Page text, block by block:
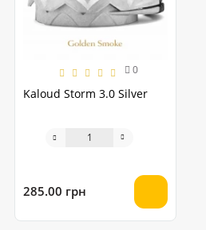
0
Kaloud Storm 3.0 Silver
285.00 грн